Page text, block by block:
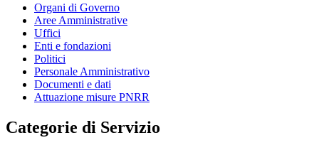
Organi di Governo
Aree Amministrative
Uffici
Enti e fondazioni
Politici
Personale Amministrativo
Documenti e dati
Attuazione misure PNRR
Categorie di Servizio